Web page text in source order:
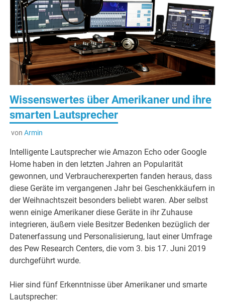
Wissenswertes über Amerikaner und ihre
smarten Lautsprecher
von Armin
Intelligente Lautsprecher wie Amazon Echo oder Google
Home haben in den letzten Jahren an Popularität
gewonnen, und Verbraucherexperten fanden heraus, dass
diese Geräte im vergangenen Jahr bei Geschenkkäufern in
der Weihnachtszeit besonders beliebt waren. Aber selbst
wenn einige Amerikaner diese Geräte in ihr Zuhause
integrieren, äußern viele Besitzer Bedenken bezüglich der
Datenerfassung und Personalisierung, laut einer Umfrage
des Pew Research Centers, die vom 3. bis 17. Juni 2019
durchgeführt wurde.
Hier sind fünf Erkenntnisse über Amerikaner und smarte
Lautsprecher: